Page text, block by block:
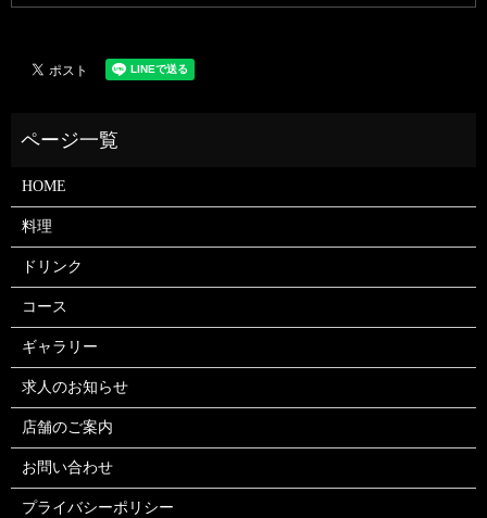
HOME
料理
ドリンク
コース
ギャラリー
求人のお知らせ
店舗のご案内
お問い合わせ
プライバシーポリシー